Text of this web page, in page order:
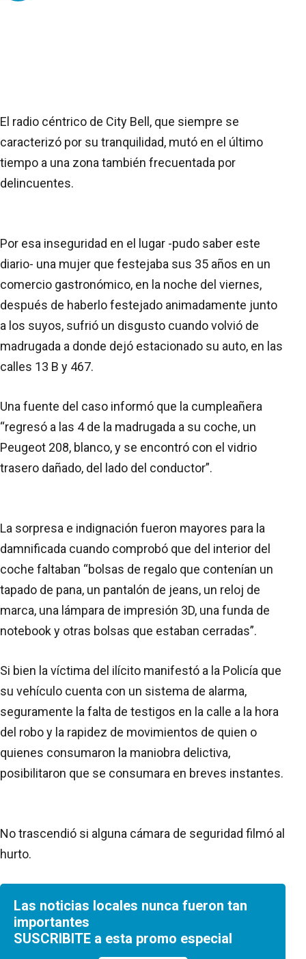
El radio céntrico de City Bell, que siempre se
caracterizó por su tranquilidad, mutó en el último
tiempo a una zona también frecuentada por
delincuentes.
Por esa inseguridad en el lugar -pudo saber este
diario- una mujer que festejaba sus 35 años en un
comercio gastronómico, en la noche del viernes,
después de haberlo festejado animadamente junto
a los suyos, sufrió un disgusto cuando volvió de
madrugada a donde dejó estacionado su auto, en las
calles 13 B y 467.
Una fuente del caso informó que la cumpleañera
“regresó a las 4 de la madrugada a su coche, un
Peugeot 208, blanco, y se encontró con el vidrio
trasero dañado, del lado del conductor”.
La sorpresa e indignación fueron mayores para la
damnificada cuando comprobó que del interior del
coche faltaban “bolsas de regalo que contenían un
tapado de pana, un pantalón de jeans, un reloj de
marca, una lámpara de impresión 3D, una funda de
notebook y otras bolsas que estaban cerradas”.
Si bien la víctima del ilícito manifestó a la Policía que
su vehículo cuenta con un sistema de alarma,
seguramente la falta de testigos en la calle a la hora
del robo y la rapidez de movimientos de quien o
quienes consumaron la maniobra delictiva,
posibilitaron que se consumara en breves instantes.
No trascendió si alguna cámara de seguridad filmó al
hurto.
Las noticias locales nunca fueron tan
importantes
SUSCRIBITE a esta promo especial